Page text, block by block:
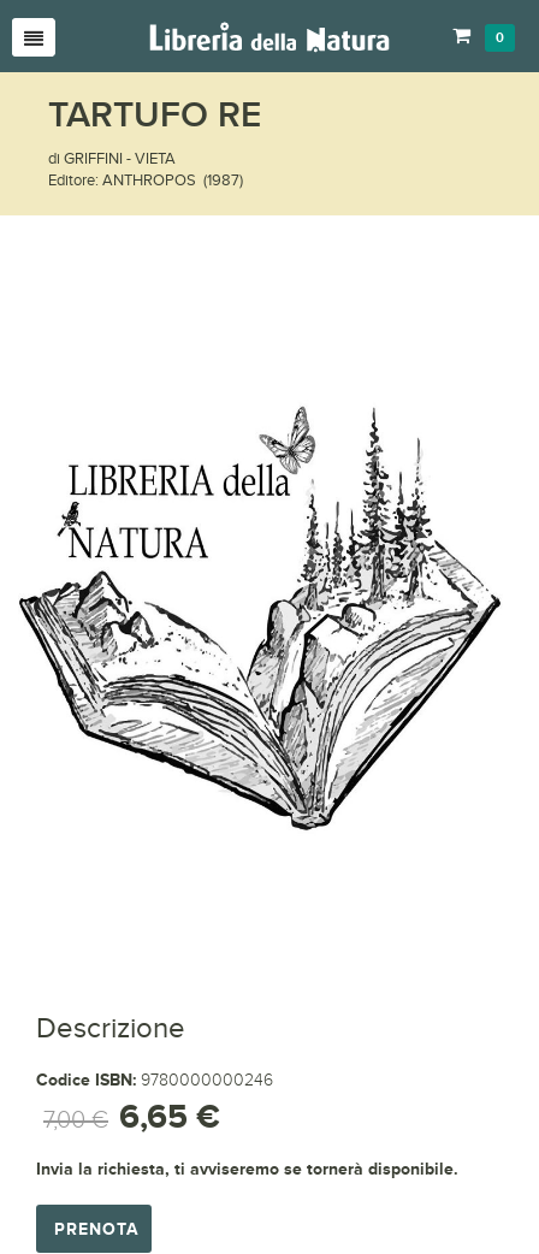
0
TARTUFO RE
di GRIFFINI - VIETA
Editore: ANTHROPOS (1987)
Descrizione
Codice ISBN: 9780000000246
7,00 € 6,65 €
Invia la richiesta, ti avviseremo se tornerà disponibile.
PRENOTA